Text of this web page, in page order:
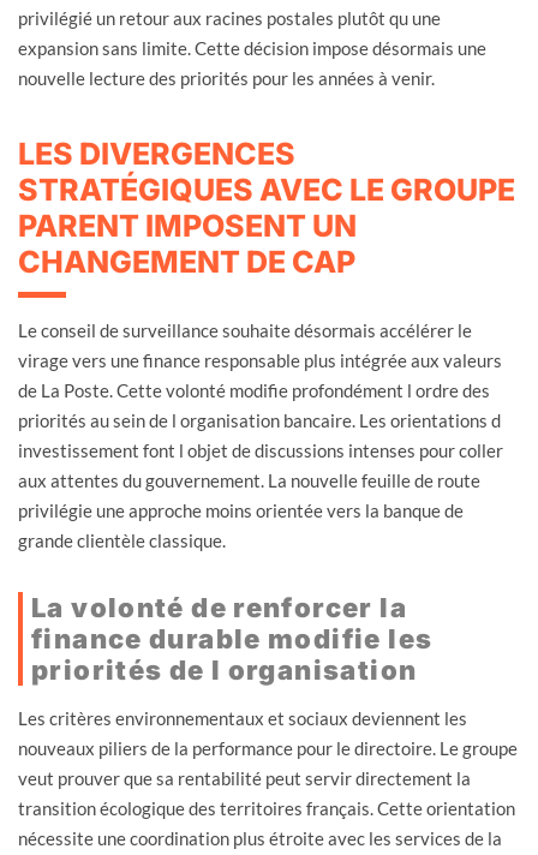
privilégié un retour aux racines postales plutôt qu une
expansion sans limite. Cette décision impose désormais une
nouvelle lecture des priorités pour les années à venir.
LES DIVERGENCES
STRATÉGIQUES AVEC LE GROUPE
PARENT IMPOSENT UN
CHANGEMENT DE CAP
Le conseil de surveillance souhaite désormais accélérer le
virage vers une finance responsable plus intégrée aux valeurs
de La Poste. Cette volonté modifie profondément l ordre des
priorités au sein de l organisation bancaire. Les orientations d
investissement font l objet de discussions intenses pour coller
aux attentes du gouvernement. La nouvelle feuille de route
privilégie une approche moins orientée vers la banque de
grande clientèle classique.
La volonté de renforcer la
finance durable modifie les
priorités de l organisation
Les critères environnementaux et sociaux deviennent les
nouveaux piliers de la performance pour le directoire. Le groupe
veut prouver que sa rentabilité peut servir directement la
transition écologique des territoires français. Cette orientation
nécessite une coordination plus étroite avec les services de la